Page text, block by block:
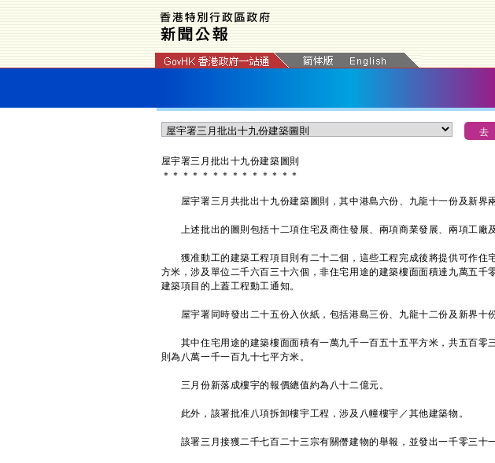
屋宇署三月批出十九份建築圖則
＊ ＊ ＊ ＊ ＊ ＊ ＊ ＊ ＊ ＊ ＊ ＊ ＊ ＊
屋宇署三月共批出十九份建築圖則，其中港島六份、九龍十一份及新界兩
上述批出的圖則包括十二項住宅及商住發展、兩項商業發展、兩項工廠
獲准動工的建築工程項目則有二十二個，這些工程完成後將提供可作住
方米，涉及單位二千六百三十六個，非住宅用途的建築樓面面積達九萬五千
建築項目的上蓋工程動工通知。
屋宇署同時發出二十五份入伙紙，包括港島三份、九龍十二份及新界十份
其中住宅用途的建築樓面面積有一萬九千一百五十五平方米，共五百零
則為八萬一千一百九十七平方米。
三月份新落成樓宇的報價總值約為八十二億元。
此外，該署批准八項拆卸樓宇工程，涉及八幢樓宇／其他建築物。
該署三月接獲二千七百二十三宗有關僭建物的舉報，並發出一千零三十一